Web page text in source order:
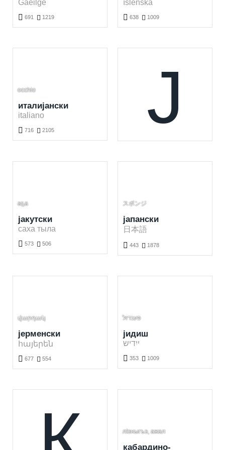
Gaeilge
 691  1219
íslenska
 638  1009
occhio
италијански
italiano
 716  2105 Ј
аҕа
јакутски
саха тыла
 573  506
スポンジ
јапански
日本語
 443  1878
վարդակ
јерменски
հայերեն
 677  554
јидиш
ייִדיש
 353  1009
лIэныгъэ, ажал
кабардино-